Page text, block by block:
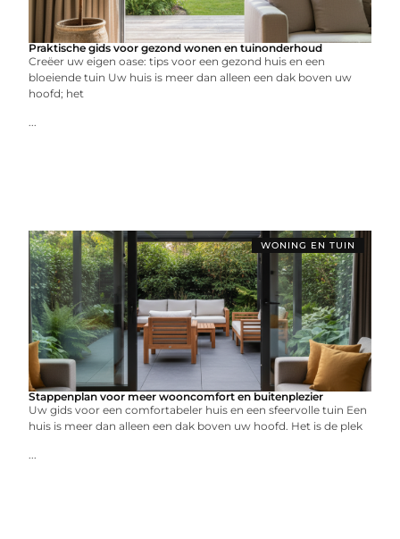
Praktische gids voor gezond wonen en tuinonderhoud
Creëer uw eigen oase: tips voor een gezond huis en een
bloeiende tuin Uw huis is meer dan alleen een dak boven uw
hoofd; het
...
WONING EN TUIN
Stappenplan voor meer wooncomfort en buitenplezier
Uw gids voor een comfortabeler huis en een sfeervolle tuin Een
huis is meer dan alleen een dak boven uw hoofd. Het is de plek
...